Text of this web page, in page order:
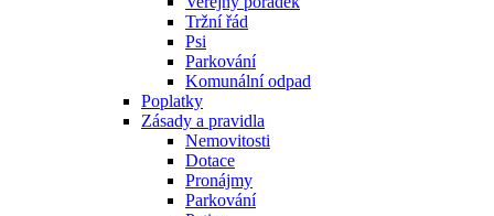
Tržní řád
Psi
Parkování
Komunální odpad
Poplatky
Zásady a pravidla
Nemovitosti
Dotace
Pronájmy
Parkování